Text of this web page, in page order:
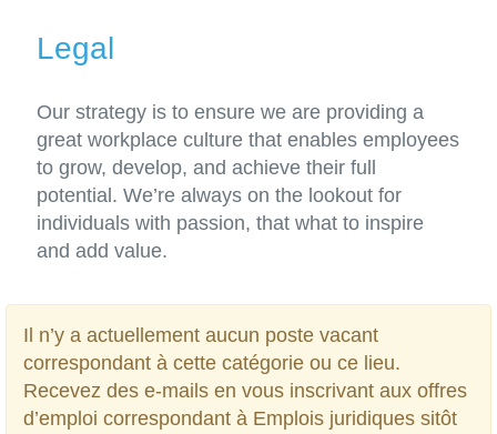
Legal
Our strategy is to ensure we are providing a
great workplace culture that enables employees
to grow, develop, and achieve their full
potential. We’re always on the lookout for
individuals with passion, that what to inspire
and add value.
Il n’y a actuellement aucun poste vacant
correspondant à cette catégorie ou ce lieu.
Recevez des e-mails en vous inscrivant aux offres
d’emploi correspondant à Emplois juridiques sitôt